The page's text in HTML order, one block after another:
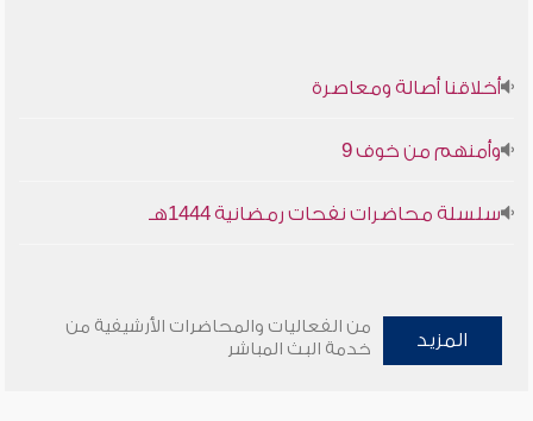
أخلاقنا أصالة ومعاصرة
وأمنهم من خوف 9
سلسلة محاضرات نفحات رمضانية 1444هـ
المزيد
من الفعاليات والمحاضرات الأرشيفية من
خدمة البث المباشر